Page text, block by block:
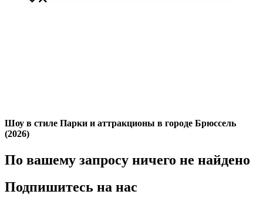
Шоу в стиле Парки и аттракционы в городе Брюссель
(2026)
По вашему запросу ничего не найдено
Подпишитесь на нас